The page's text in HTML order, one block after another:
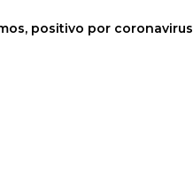
positivo por coronavirus